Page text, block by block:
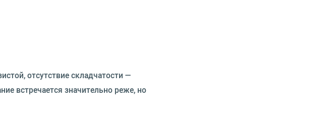
отсутствие складчатости —
встречается значительно реже, но